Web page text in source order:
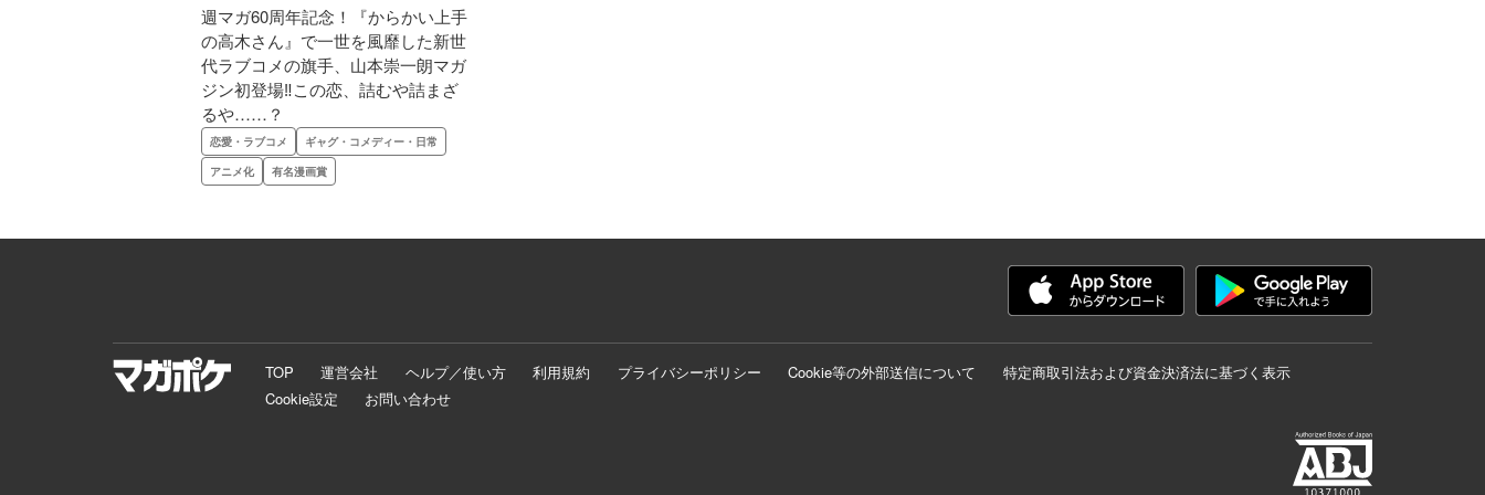
週マガ60周年記念！『からかい上手
の高木さん』で一世を風靡した新世
代ラブコメの旗手、山本崇一朗マガ
ジン初登場‼この恋、詰むや詰まざ
るや……？
恋愛・ラブコメ
ギャグ・コメディー・日常
アニメ化
有名漫画賞
TOP 運営会社 ヘルプ／使い方 利用規約 プライバシーポリシー Cookie等の外部送信について
特定商取引法および資金決済法に基づく表示
Cookie設定
お問い合わせ